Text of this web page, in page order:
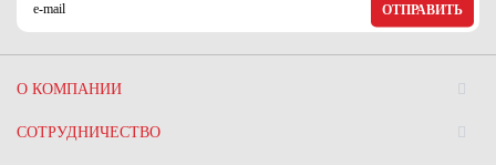
ОТПРАВИТЬ
О КОМПАНИИ
СОТРУДНИЧЕСТВО